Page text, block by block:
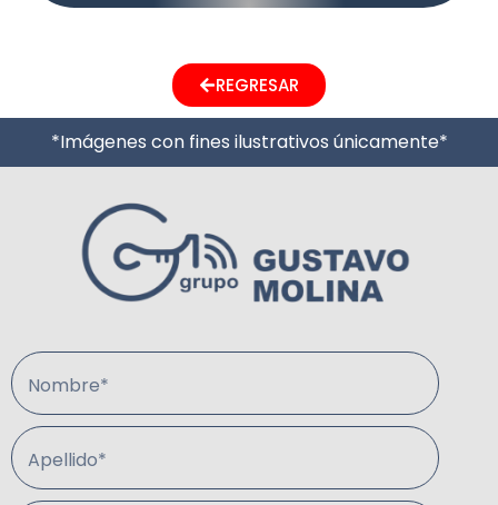
REGRESAR
*Imágenes con fines ilustrativos únicamente*
Nombre*
Apellido*